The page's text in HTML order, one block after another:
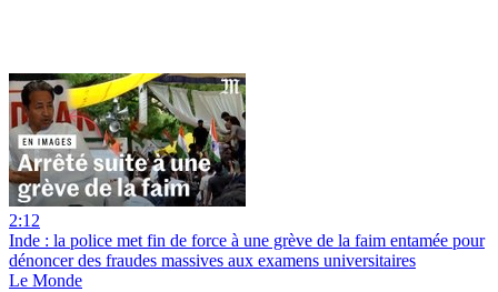
2:12
Inde : la police met fin de force à une grève de la faim entamée pour
dénoncer des fraudes massives aux examens universitaires
Le Monde